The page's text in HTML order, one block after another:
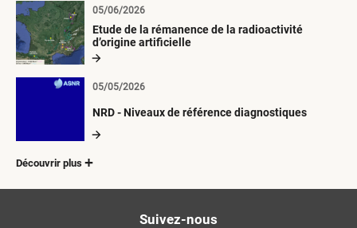
Etude de la rémanence de la radioactivité
d’origine artificielle
05/06/2026
NRD - Niveaux de référence diagnostiques
05/05/2026
Découvrir plus
Suivez-nous